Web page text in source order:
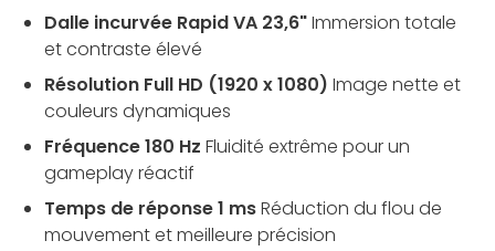
Dalle incurvée Rapid VA 23,6"Immersion totale
et contraste élevé
Résolution Full HD (1920 x 1080) Image nette et
couleurs dynamiques
Fréquence 180 Hz Fluidité extrême pour un
gameplay réactif
Temps de réponse 1 msRéduction du flou de
mouvement et meilleure précision